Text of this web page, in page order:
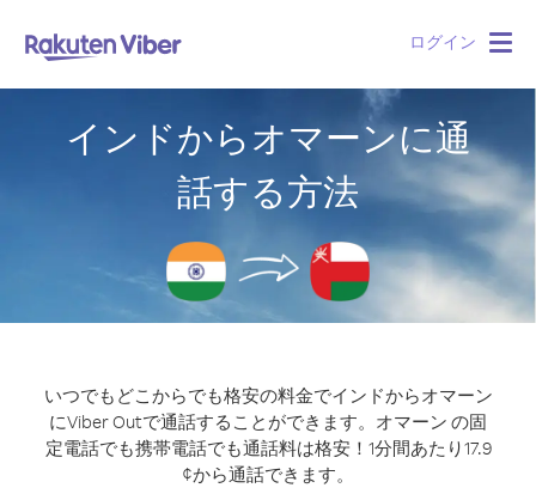
ログイン
インドからオマーンに通
話する方法
いつでもどこからでも格安の料金でインドからオマーン
にViber Outで通話することができます。 オマーン の固
定電話でも携帯電話でも通話料は格安！1分間あたり17.9
¢から通話できます。